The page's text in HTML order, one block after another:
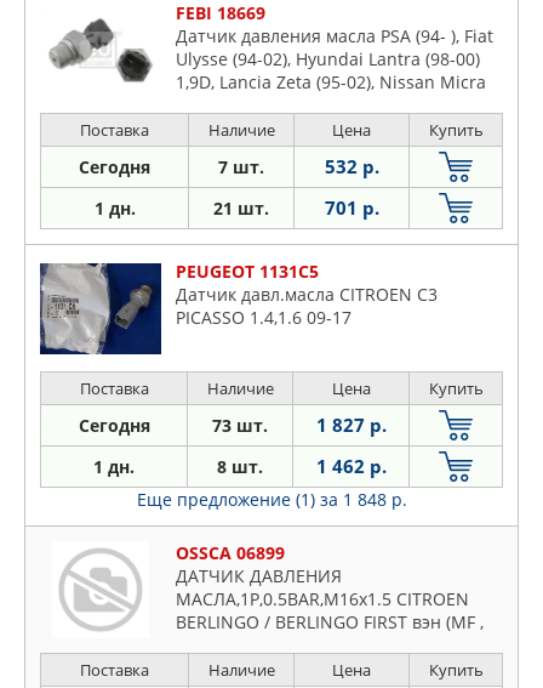
FEBI 18669
Датчик давления масла PSA (94- ), Fiat
Ulysse (94-02), Hyundai Lantra (98-00)
1,9D, Lancia Zeta (95-02), Nissan Micra
Поставка Наличие Цена Купить
Сегодня 7 шт. 532 р.
1 дн. 21 шт. 701 р.
PEUGEOT 1131C5
Датчик давл.масла CITROEN С3
PICASSO 1.4,1.6 09-17
Поставка Наличие Цена Купить
Сегодня 73 шт. 1 827 р.
1 дн. 8 шт. 1 462 р.
Еще предложение (1) за 1 848 р.
OSSCA 06899
ДАТЧИК ДАВЛЕНИЯ
МАСЛА,1P,0.5BAR,M16x1.5 CITROEN
BERLINGO / BERLINGO FIRST вэн (MF ,
Поставка Наличие Цена Купить